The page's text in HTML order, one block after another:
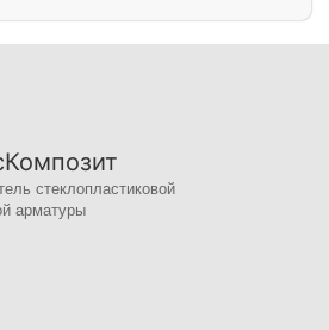
стеклопластиковой
арматуры